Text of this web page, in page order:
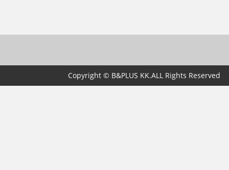
Copyright © B&PLUS KK.ALL Rights Reserved